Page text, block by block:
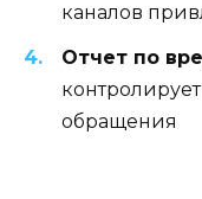
каналов
Отчет по
обращения